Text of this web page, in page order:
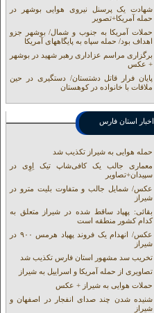
شهادت یک پرسنل نیروی هوایی بوشهر در
حمله آمریکا+تصویر
حملات آمریکا به جنوب و شمال/ بوشهر جزو
اهداف بود/ حمله سپاه به پایگاههای آمریکا
برگزاری مراسم عزاداری رهبر شهید در بوشهر
+ عکس
پایان فرار قاتل دشتستان/ دستگیری در حین
ملاقات با خانواده در کوهستان
اخبار استان فارس
حمله هوایی به شیراز تکذیب شد
معماری جالب یک کافی‌شاپ تیک اِوِی در
سپیدان+تصاویر
عکس/ شمایل جالب و متفاوت بلیت مترو در
شیراز
بقائی: پهپاد ساقط شده در شیراز متعلق به
کدام کشور منطقه است
عکس/ انهدام یک فروند پهپاد هرمس ۹۰۰ در
شیراز
تخریب سد مشهور استان فارس تکذیب شد
تصاویری از حمله آمریکا و اسراییل به شیراز
حملات هوایی به شیراز + عکس
شنیده شدن چند صدای انفجار در اصفهان و
شیراز